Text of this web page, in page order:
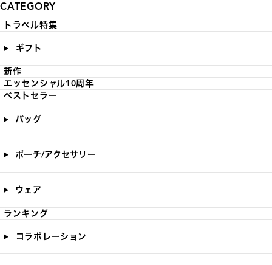
CATEGORY
トラベル特集
ギフト
新作
エッセンシャル10周年
ベストセラー
バッグ
ポーチ/アクセサリー
ウェア
ランキング
コラボレーション